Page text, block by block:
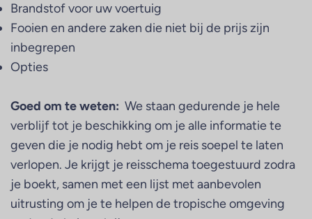
Brandstof voor uw voertuig
Fooien en andere zaken die niet bij de prijs zijn
inbegrepen
Opties
Goed om te weten: We staan gedurende je hele
verblijf tot je beschikking om je alle informatie te
geven die je nodig hebt om je reis soepel te laten
verlopen. Je krijgt je reisschema toegestuurd zodra
je boekt, samen met een lijst met aanbevolen
uitrusting om je te helpen de tropische omgeving